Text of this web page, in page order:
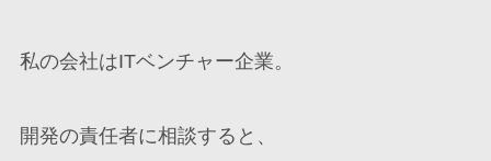
私の会社はITベンチャー企業。
開発の責任者に相談すると、